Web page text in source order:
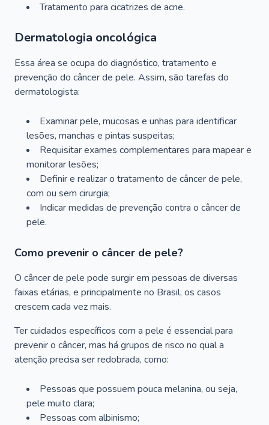
Tratamento para cicatrizes de acne.
Dermatologia oncológica
Essa área se ocupa do diagnóstico, tratamento e
prevenção do câncer de pele. Assim, são tarefas do
dermatologista:
Examinar pele, mucosas e unhas para identificar
lesões, manchas e pintas suspeitas;
Requisitar exames complementares para mapear e
monitorar lesões;
Definir e realizar o tratamento de câncer de pele,
com ou sem cirurgia;
Indicar medidas de prevenção contra o câncer de
pele.
Como prevenir o câncer de pele?
O câncer de pele pode surgir em pessoas de diversas
faixas etárias, e principalmente no Brasil, os casos
crescem cada vez mais.
Ter cuidados específicos com a pele é essencial para
prevenir o câncer, mas há grupos de risco no qual a
atenção precisa ser redobrada, como:
Pessoas que possuem pouca melanina, ou seja,
pele muito clara;
Pessoas com albinismo;